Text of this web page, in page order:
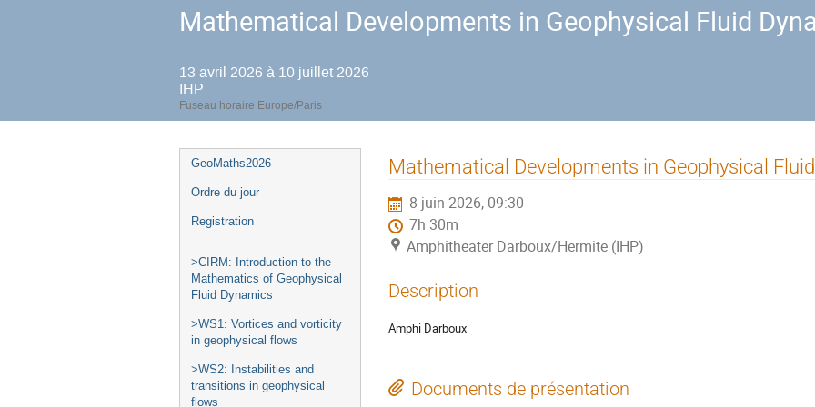
Mathematical Developments in Geophysical Fluid
13 avril 2026 à 10 juillet 2026
IHP
Fuseau horaire Europe/Paris
Menu
de
GeoMaths2026
Ordre du jour
Registration
>CIRM: Introduction to the
Mathematics of Geophysical
Fluid Dynamics
>WS1: Vortices and vorticity
in geophysical flows
>WS2: Instabilities and
transitions in geophysical
flows
Mathematical Developments in Geophysical
8 juin 2026, 09:30
7h 30m
Amphitheater Darboux/Hermite (IHP)
Description
Amphi Darboux
Documents de présentation